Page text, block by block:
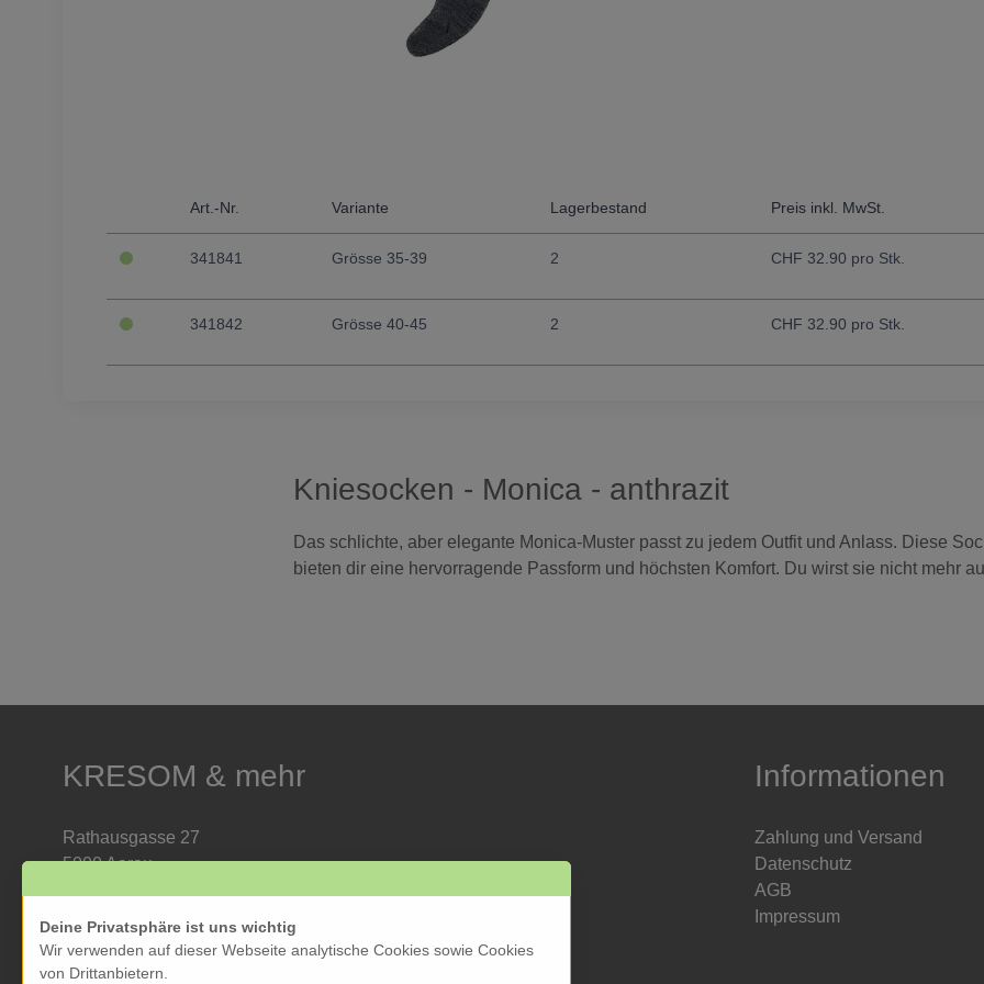
Art.-Nr. Variante Lagerbestand Preis inkl. MwSt.
341841 Grösse 35-39 2 CHF 32.90 pro Stk.
341842 Grösse 40-45 2 CHF 32.90 pro Stk.
Kniesocken - Monica - anthrazit
Das schlichte, aber elegante Monica-Muster passt zu jedem Outfit und Anlass. Diese
bieten dir eine hervorragende Passform und höchsten Komfort. Du wirst sie nicht mehr
KRESOM & mehr
Rathausgasse 27
5000 Aarau
Öffnungszeiten Laden:
Informationen
Zahlung und Versand
Datenschutz
AGB
Impressum
Deine Privatsphäre ist uns wichtig
Wir verwenden auf dieser Webseite analytische Cookies sowie Cookies
von Drittanbietern.